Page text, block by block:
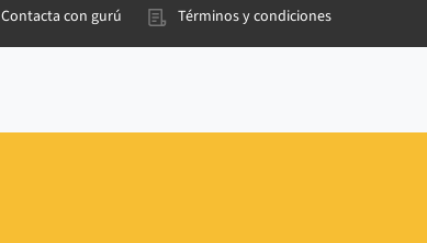
Contacta con gurú Términos y condiciones